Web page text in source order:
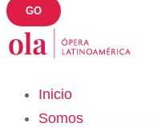
Inicio
Somos